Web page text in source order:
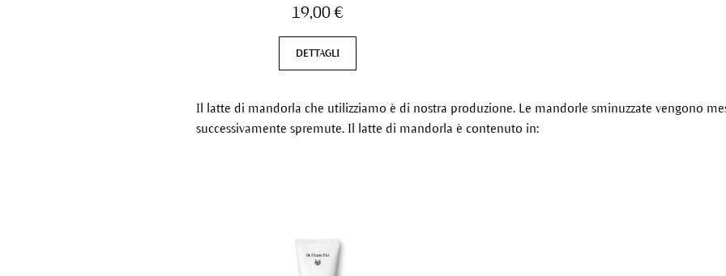
19,00 €
DETTAGLI
Il latte di mandorla che utilizziamo è di nostra produzione. Le mandorle sminuzzate vengono
successivamente spremute. Il latte di mandorla è contenuto in: